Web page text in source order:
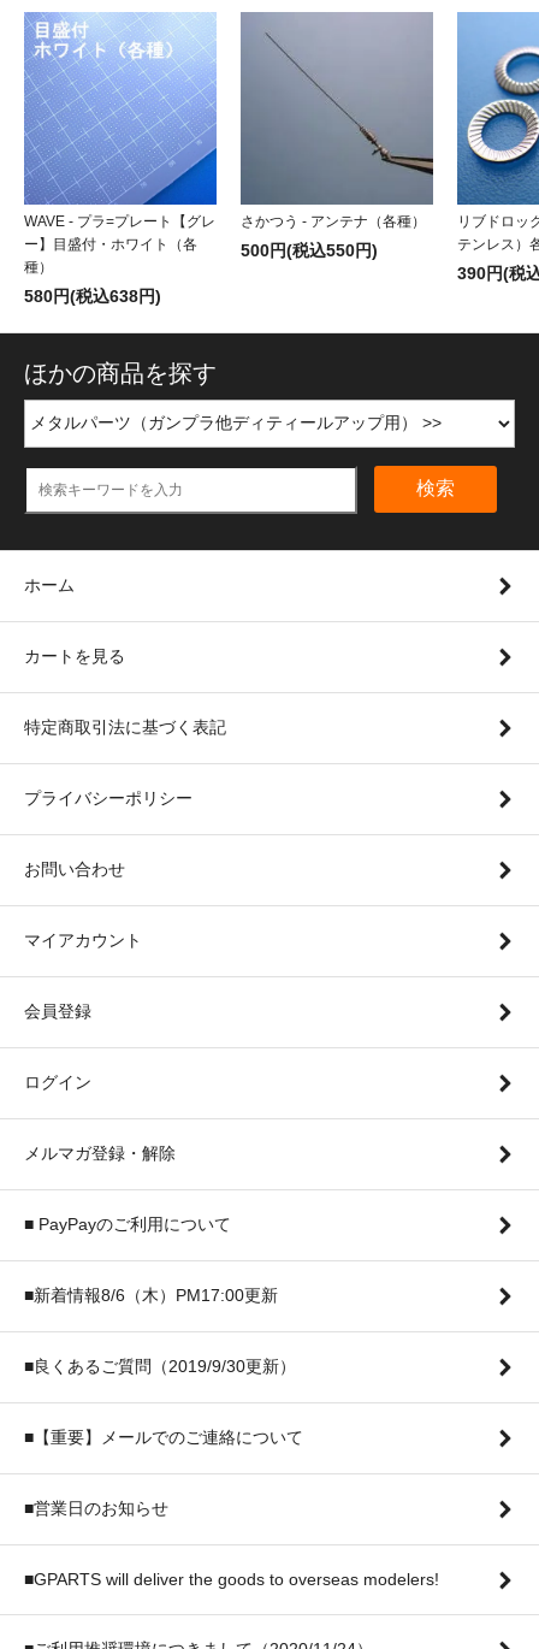
WAVE - プラ=プレート【グレ
ー】目盛付・ホワイト（各
種）
580円(税込638円)
さかつう - アンテナ（各種）
500円(税込550円)
リブドロッ
テンレス）
390円(税
ほかの商品を探す
検索
ホーム
カートを見る
特定商取引法に基づく表記
プライバシーポリシー
お問い合わせ
マイアカウント
会員登録
ログイン
メルマガ登録・解除
■ PayPayのご利用について
■新着情報8/6（木）PM17:00更新
■良くあるご質問（2019/9/30更新）
■【重要】メールでのご連絡について
■営業日のお知らせ
■GPARTS will deliver the goods to overseas modelers!